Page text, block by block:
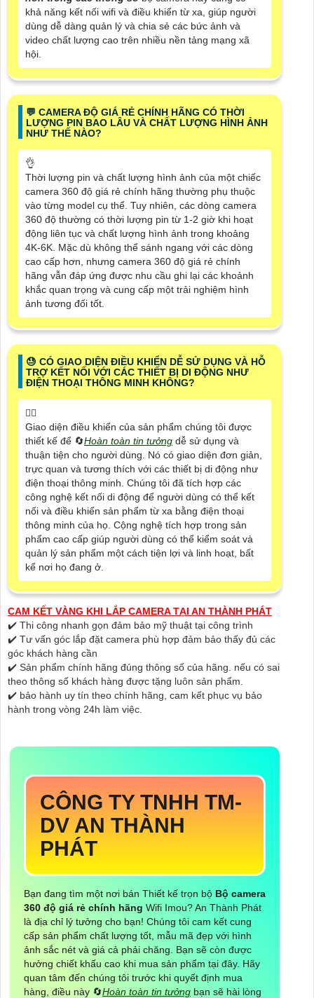
khả năng kết nối wifi và điều khiển từ xa, giúp người
dùng dễ dàng quản lý và chia sẻ các bức ảnh và
video chất lượng cao trên nhiều nền tảng mạng xã
hội.
️💬 CAMERA ĐỘ GIÁ RẺ CHÍNH HÃNG CÓ THỜI
LƯỢNG PIN BAO LÂU VÀ CHẤT LƯỢNG HÌNH ẢNH
NHƯ THẾ NÀO?
👌
Thời lượng pin và chất lượng hình ảnh của một chiếc
camera 360 độ giá rẻ chính hãng thường phụ thuộc
vào từng model cụ thể. Tuy nhiên, các dòng camera
360 độ thường có thời lượng pin từ 1-2 giờ khi hoạt
động liên tục và chất lượng hình ảnh trong khoảng
4K-6K. Mặc dù không thể sánh ngang với các dòng
cao cấp hơn, nhưng camera 360 độ giá rẻ chính
hãng vẫn đáp ứng được nhu cầu ghi lại các khoảnh
khắc quan trọng và cung cấp một trải nghiệm hình
ảnh tương đối tốt.
😓 CÓ GIAO DIỆN ĐIỀU KHIỂN DỄ SỬ DỤNG VÀ HỖ
TRỢ KẾT NỐI VỚI CÁC THIẾT BỊ DI ĐỘNG NHƯ
ĐIỆN THOẠI THÔNG MINH KHÔNG?
🙆‍♀️
Giao diện điều khiển của sản phẩm chúng tôi được
thiết kế để 🔄Hoàn toàn tin tưởng dễ sử dụng và
thuận tiện cho người dùng. Nó có giao diện đơn giản,
trực quan và tương thích với các thiết bị di động như
điện thoại thông minh. Chúng tôi đã tích hợp các
công nghệ kết nối di động để người dùng có thể kết
nối và điều khiển sản phẩm từ xa bằng điện thoại
thông minh của họ. Cộng nghệ tích hợp trong sản
phẩm cao cấp giúp người dùng có thể kiểm soát và
quản lý sản phẩm một cách tiện lợi và linh hoạt, bất
kể nơi họ đang ở.
CAM KẾT VÀNG KHI LẮP CAMERA TẠI AN THÀNH PHÁT
✔️ Thi công nhanh gọn đảm bảo mỹ thuật tại công trình
✔️ Tư vấn góc lắp đặt camera phù hợp đảm bảo thấy đủ các
góc khách hàng cần
✔️ Sản phẩm chính hãng đúng thông số của hãng. nếu có sai
theo thông số khách hàng được tặng luôn sản phẩm.
✔️ bảo hành uy tín theo chính hãng, cam kết phục vụ bảo
hành trong vòng 24h làm việc.
CÔNG TY TNHH TM-
DV AN THÀNH
PHÁT
Bạn đang tìm một nơi bán Thiết kế trọn bộ Bộ camera
360 độ giá rẻ chính hãng Wifi Imou? An Thành Phát
là địa chỉ lý tưởng cho bạn! Chúng tôi cam kết cung
cấp sản phẩm chất lượng tốt, mẫu mã đẹp với hình
ảnh sắc nét và giá cả phải chăng. Bạn sẽ còn được
hưởng chiết khấu cao khi mua sản phẩm tại đây. Hãy
quan tâm đến chúng tôi trước khi quyết định mua
hàng, điều này 🔄Hoàn toàn tin tưởng bạn sẽ hài lòng